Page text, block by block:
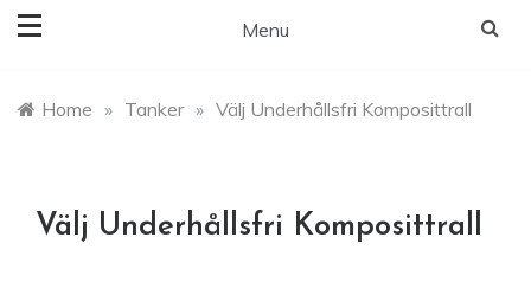
Menu
Home » Tanker » Välj Underhållsfri Komposittrall
Välj Underhållsfri Komposittrall